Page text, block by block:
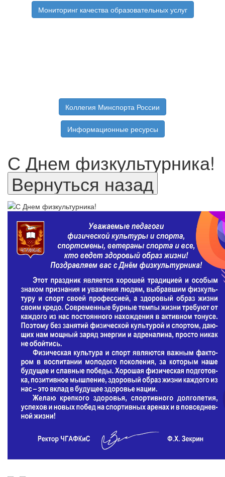
Мониторинг качества образовательных услуг
Коллегия Минспорта России
Информационные ресурсы
С Днем физкультурника!